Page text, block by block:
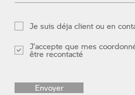
Je suis déja client ou en
J’accepte que mes
être recontacté
Envoyer